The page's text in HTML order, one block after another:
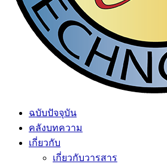
ฉบับปัจจุบัน
คลังบทความ
เกี่ยวกับ
เกี่ยวกับวารสาร